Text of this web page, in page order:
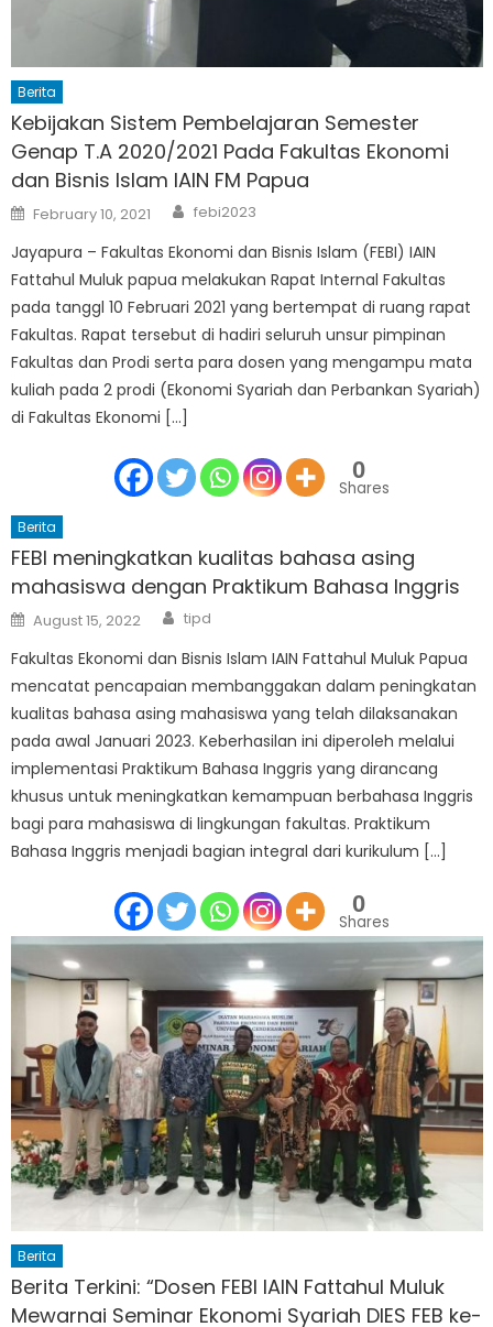
Berita
Kebijakan Sistem Pembelajaran Semester
Genap T.A 2020/2021 Pada Fakultas Ekonomi
dan Bisnis Islam IAIN FM Papua
Posted
on
February 10, 2021 Author
febi2023
Jayapura – Fakultas Ekonomi dan Bisnis Islam (FEBI) IAIN
Fattahul Muluk papua melakukan Rapat Internal Fakultas
pada tanggl 10 Februari 2021 yang bertempat di ruang rapat
Fakultas. Rapat tersebut di hadiri seluruh unsur pimpinan
Fakultas dan Prodi serta para dosen yang mengampu mata
kuliah pada 2 prodi (Ekonomi Syariah dan Perbankan Syariah)
di Fakultas Ekonomi […]
0
Shares
Berita
FEBI meningkatkan kualitas bahasa asing
mahasiswa dengan Praktikum Bahasa Inggris
Posted
on
August 15, 2022 Author
tipd
Fakultas Ekonomi dan Bisnis Islam IAIN Fattahul Muluk Papua
mencatat pencapaian membanggakan dalam peningkatan
kualitas bahasa asing mahasiswa yang telah dilaksanakan
pada awal Januari 2023. Keberhasilan ini diperoleh melalui
implementasi Praktikum Bahasa Inggris yang dirancang
khusus untuk meningkatkan kemampuan berbahasa Inggris
bagi para mahasiswa di lingkungan fakultas. Praktikum
Bahasa Inggris menjadi bagian integral dari kurikulum […]
0
Shares
Berita
Berita Terkini: “Dosen FEBI IAIN Fattahul Muluk
Mewarnai Seminar Ekonomi Syariah DIES FEB ke-